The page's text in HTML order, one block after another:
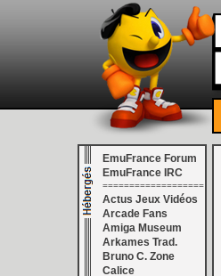
EmuFrance Forum
EmuFrance IRC
===================
Actus Jeux Vidéos
Arcade Fans
Amiga Museum
Arkames Trad.
Bruno C. Zone
Calice